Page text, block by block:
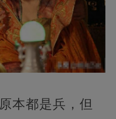
本都是兵，但